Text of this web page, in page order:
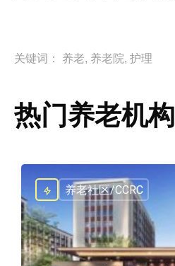
关键词： 养老, 养老院, 护理
热门养老机构
养老社区/CCRC